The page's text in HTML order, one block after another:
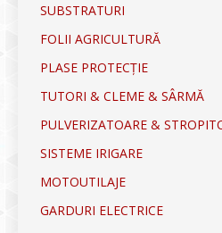
SUBSTRATURI
FOLII AGRICULTURĂ
PLASE PROTECȚIE
TUTORI & CLEME & SÂRMĂ
PULVERIZATOARE &
SISTEME IRIGARE
MOTOUTILAJE
GARDURI ELECTRICE